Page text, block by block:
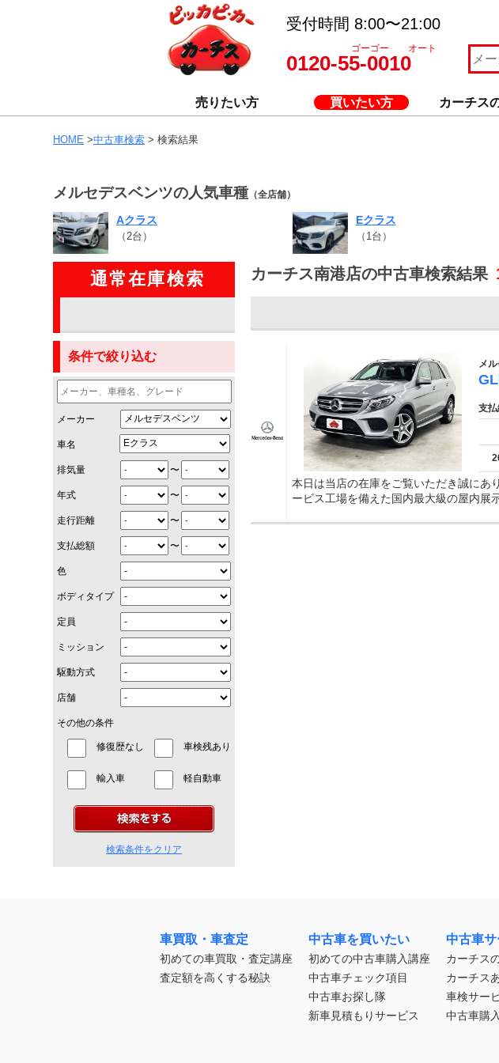
受付時間 8:00〜21:00
ゴーゴー オート
0120-55-0010
売りたい方 買いたい方 カーチス
HOME >中古車検索 > 検索結果
メルセデスベンツの人気車種 （全店舗）
Aクラス
（2台）
Eクラス
（1台）
通常在庫検索
条件で絞り込む
メーカー
車名
排気量 〜
年式 〜
走行距離 〜
支払総額 〜
色
ボディタイプ
定員
ミッション
駆動方式
店舗
その他の条件
修復歴なし 車検残あり
輸入車 軽自動車
検索条件をクリア
カーチス南港店の中古車検索結果
メ
支
本日は当店の在庫をご覧いただき誠にあ
ービス工場を備えた国内最大級の屋内展
車買取・車査定
初めての車買取・査定講座
査定額を高くする秘訣
中古車を買いたい
初めての中古車購入講座
中古車チェック項目
中古車お探し隊
新車見積もりサービス
中古車
カーチス
カーチス
車検サー
中古車購